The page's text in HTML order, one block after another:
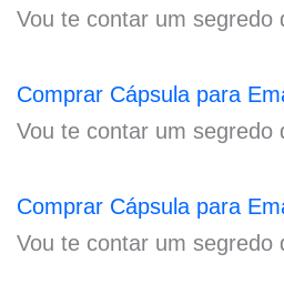
Vou te contar um
Comprar Cápsula para
Vou te contar um
Comprar Cápsula para
Vou te contar um